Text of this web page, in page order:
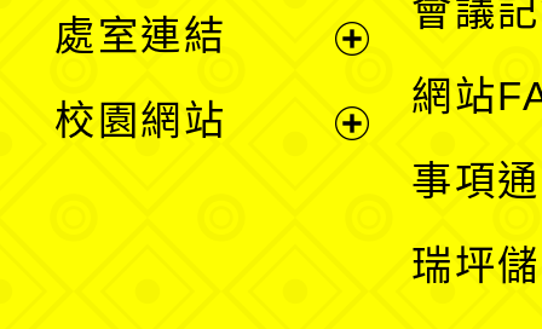
單
處室連結
校園網站
會議
網站
事項
瑞坪